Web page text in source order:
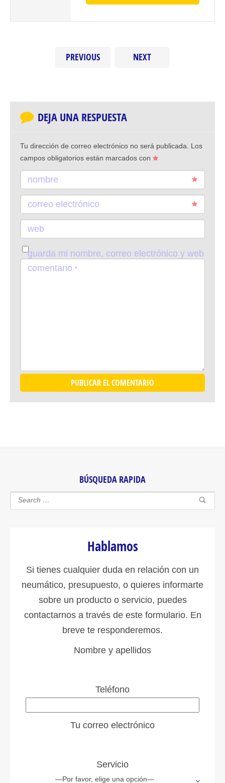
PREVIOUS NEXT
DEJA UNA RESPUESTA
Tu dirección de correo electrónico no será publicada.
Los
campos obligatorios están marcados con
nombre
correo electrónico
web
guarda mi nombre, correo electrónico y web
en este navegador para la próxima vez que
comentario *
BÚSQUEDA RAPIDA
Hablamos
Si tienes cualquier duda en relación con un
neumático, presupuesto, o quieres informarte
sobre un producto o servicio, puedes
contactarnos a través de este formulario. En
breve te responderemos.
Nombre y apellidos
Teléfono
Tu correo electrónico
Servicio
—Por favor, elige una opción—